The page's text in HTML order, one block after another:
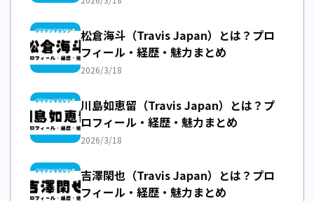
松倉海斗（Travis Japan）とは？プロ
フィール・経歴・魅力まとめ
2026/3/18
川島如恵留（Travis Japan）とは？プ
ロフィール・経歴・魅力まとめ
2026/3/18
吉澤閑也（Travis Japan）とは？プロ
フィール・経歴・魅力まとめ